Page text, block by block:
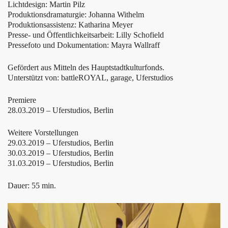
Lichtdesign: Martin Pilz
Produktionsdramaturgie: Johanna Withelm
Produktionsassistenz: Katharina Meyer
Presse- und Öffentlichkeitsarbeit: Lilly Schofield
Pressefoto und Dokumentation: Mayra Wallraff
Gefördert aus Mitteln des Hauptstadtkulturfonds.
Unterstützt von: battleROYAL, garage, Uferstudios
Premiere
28.03.2019 – Uferstudios, Berlin
Weitere Vorstellungen
29.03.2019 – Uferstudios, Berlin
30.03.2019 – Uferstudios, Berlin
31.03.2019 – Uferstudios, Berlin
Dauer: 55 min.